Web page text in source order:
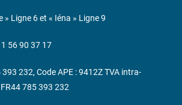
» Ligne 6 et « Iéna » Ligne 9
56 90 37 17
393 232, Code APE : 9412Z TVA intra-
785 393 232